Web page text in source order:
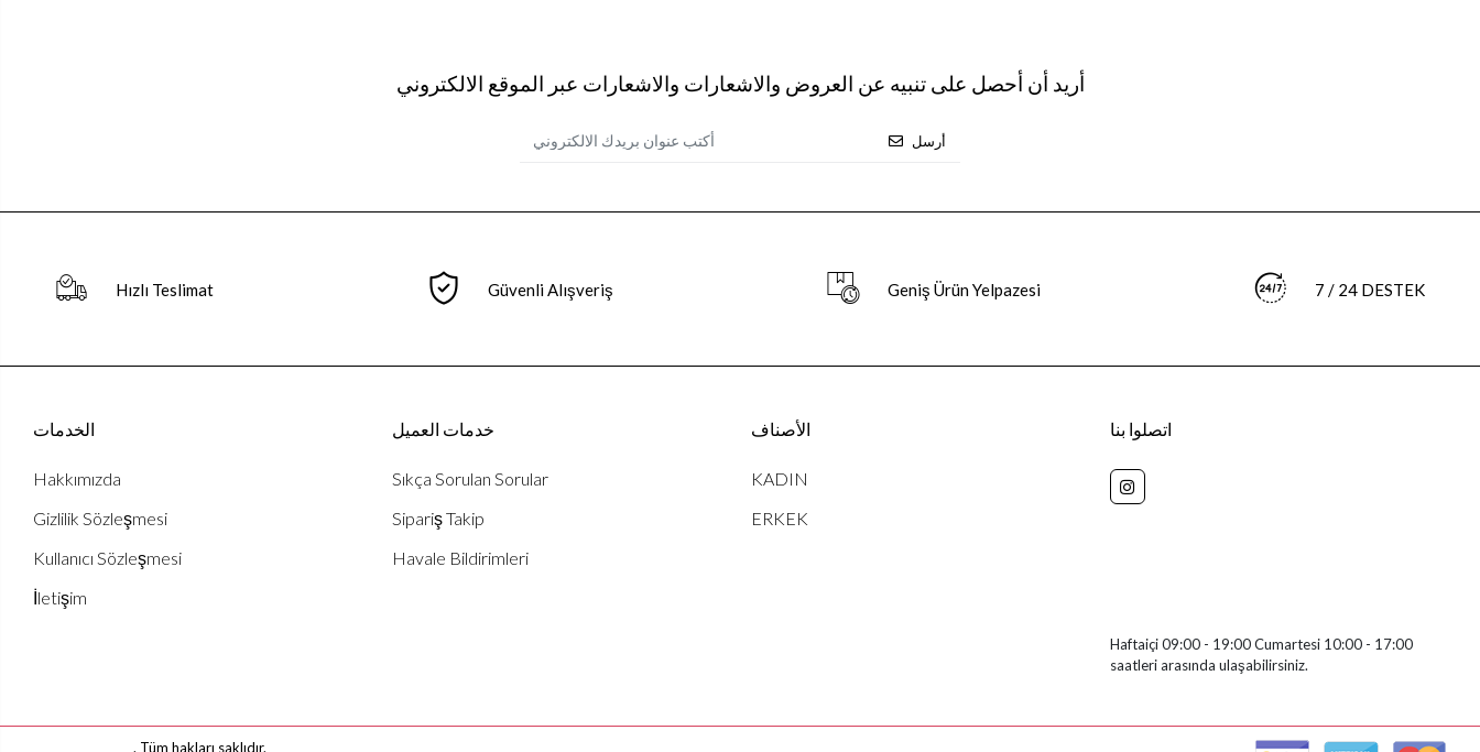
أريد أن أحصل على تنبيه عن العروض والاشعارات والاشعارات عبر الموقع الالكتروني
أرسل
Hızlı Teslimat Güvenli Alışveriş Geniş Ürün Yelpazesi 7 / 24 DESTEK
الخدمات
Hakkımızda
Gizlilik Sözleşmesi
Kullanıcı Sözleşmesi
İletişim
خدمات العميل
Sıkça Sorulan Sorular
Sipariş Takip
Havale Bildirimleri
الأصناف
KADIN
ERKEK
اتصلوا بنا
Haftaiçi 09:00 - 19:00 Cumartesi 10:00 - 17:00
saatleri arasında ulaşabilirsiniz.
. Tüm hakları saklıdır.